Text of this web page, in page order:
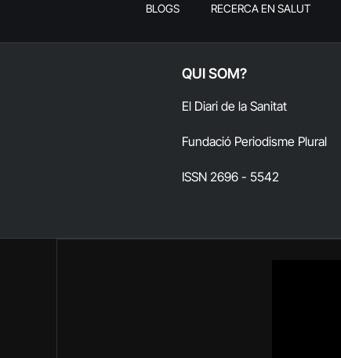
BLOGS RECERCA EN SALUT
QUI SOM?
El Diari de la Sanitat
Fundació Periodisme Plural
ISSN 2696 - 5542